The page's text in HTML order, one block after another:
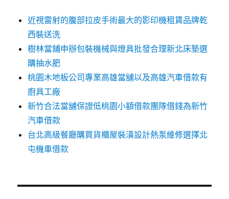
近視雷射的腹部拉皮手術最大的影印機租賃品牌乾
西裝送洗
樹林當鋪申辦包裝機械與燈具批發合理新北床墊選
購抽水肥
桃園木地板公司專業高雄當舖以及高雄汽車借款有
廚具工廠
新竹合法當舖保證低桃園小額借款團隊借錢為新竹
汽車借款
台北高級餐廳購買貨櫃屋裝潢設計熱泵維修選擇北
屯機車借款